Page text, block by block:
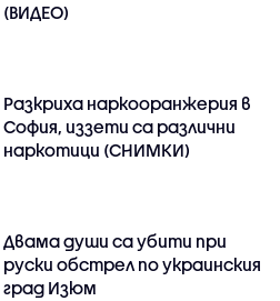
(ВИДЕО)
Разкриха наркооранжерия в
София, иззети са различни
наркотици (СНИМКИ)
Двама души са убити при
руски обстрeл по украинския
град Изюм